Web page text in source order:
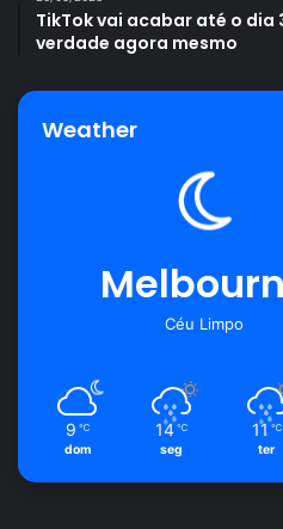
TikTok vai acabar até o dia
verdade agora mesmo
Weather
Céu Limpo
9 ℃
dom
14 ℃
seg
11 ℃
ter